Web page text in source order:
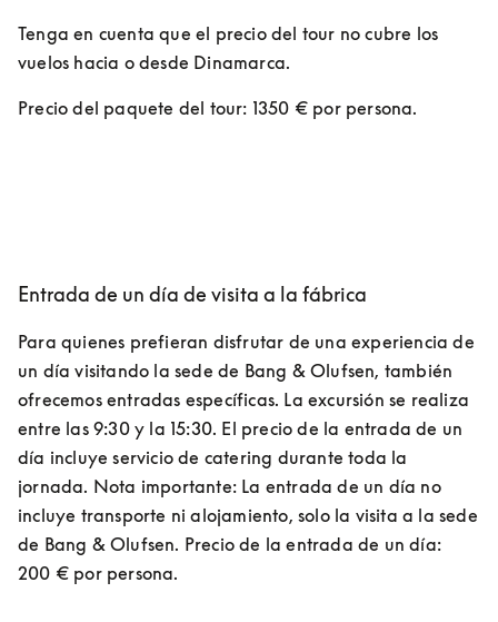
Tenga en cuenta que el precio del tour no cubre los
vuelos hacia o desde Dinamarca.
Precio del paquete del tour: 1350 € por persona.
Entrada de un día de visita a la fábrica
Para quienes prefieran disfrutar de una experiencia de
un día visitando la sede de Bang & Olufsen, también
ofrecemos entradas específicas. La excursión se realiza
entre las 9:30 y la 15:30. El precio de la entrada de un
día incluye servicio de catering durante toda la
jornada. Nota importante: La entrada de un día no
incluye transporte ni alojamiento, solo la visita a la sede
de Bang & Olufsen. Precio de la entrada de un día:
200 € por persona.